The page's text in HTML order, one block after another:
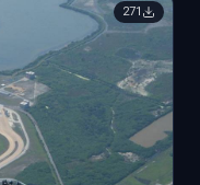
271